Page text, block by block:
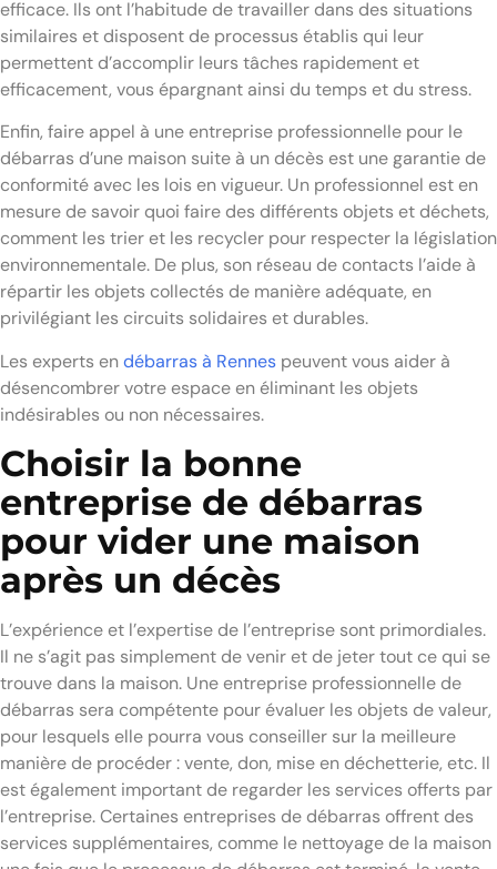
efficace. Ils ont l’habitude de travailler dans des situations
similaires et disposent de processus établis qui leur
permettent d’accomplir leurs tâches rapidement et
efficacement, vous épargnant ainsi du temps et du stress.
Enfin, faire appel à une entreprise professionnelle pour le
débarras d’une maison suite à un décès est une garantie de
conformité avec les lois en vigueur. Un professionnel est en
mesure de savoir quoi faire des différents objets et déchets,
comment les trier et les recycler pour respecter la législation
environnementale. De plus, son réseau de contacts l’aide à
répartir les objets collectés de manière adéquate, en
privilégiant les circuits solidaires et durables.
Les experts endébarras à Rennes peuvent vous aider à
désencombrer votre espace en éliminant les objets
indésirables ou non nécessaires.
Choisir la bonne
entreprise de débarras
pour vider une maison
après un décès
L’expérience et l’expertise de l’entreprise sont primordiales.
Il ne s’agit pas simplement de venir et de jeter tout ce qui se
trouve dans la maison. Une entreprise professionnelle de
débarras sera compétente pour évaluer les objets de valeur,
pour lesquels elle pourra vous conseiller sur la meilleure
manière de procéder : vente, don, mise en déchetterie, etc. Il
est également important de regarder les services offerts par
l’entreprise. Certaines entreprises de débarras offrent des
services supplémentaires, comme le nettoyage de la maison